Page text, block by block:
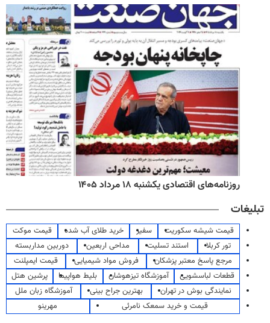
روزنامه‌های اقتصادی یکشنبه ۱۸ مرداد ۱۴۰۵
تبلیغات
قیمت شیشه سکوریت سفیر خرید طلای آب شده
قیمت موکت
تور کربلا
استند تسلیت مداحی اربعین
دوربین مداربسته
مرجع پاسخ معتبر پزشکان
فروش مواد شیمیایی
قیمت ایمپلنت
قطعات لباسشویی
آموزشگاه تیزهوشان بلیط هواپیما
پرشین هتل
نمایندگی بوش در تهران
بهترین جراح بینی
آموزشگاه زبان ملل
قیمت و خرید سمعک نامرئی
مهرینو